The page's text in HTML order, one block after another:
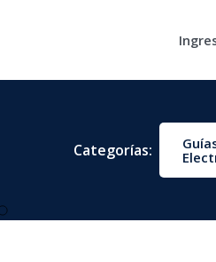
Categorías: